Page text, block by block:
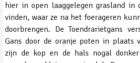
hier in open laaggelegen grasland
vinden, waar ze na het foerageren
doorbrengen. De Toendrarietgans
Gans door de oranje poten in plaats
zijn de kop en de hals nogal